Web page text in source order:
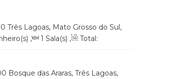
Três Lagoas, Mato Grosso do Sul,
, 1 Sala(s) ,
Total:
61.64m²
Bosque das Araras, Três Lagoas,